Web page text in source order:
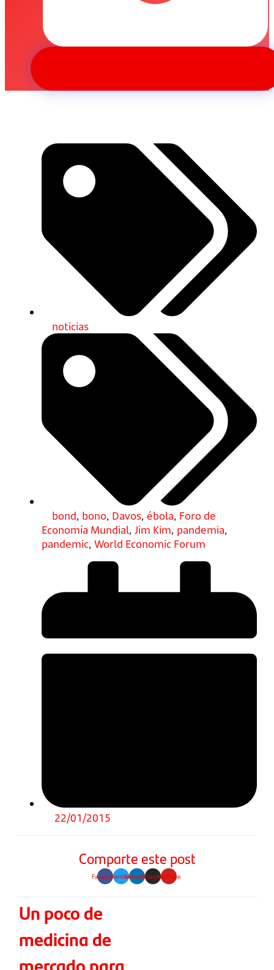
noticias
bond, bono, Davos, ébola, Foro de
Economía Mundial, Jim Kim, pandemia,
pandemic, World Economic Forum
22/01/2015
Comparte este post
FacebookTwitterLinkedinInstagramYoutube
Un poco de
medicina de